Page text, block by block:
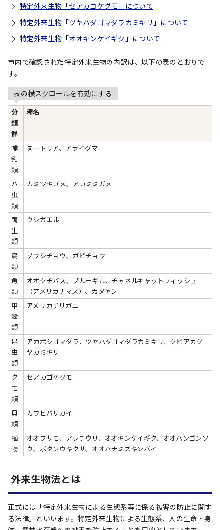
特定外来生物「セアカゴケグモ」について
特定外来生物「ツヤハダゴマダラカミキリ」について
特定外来生物「オオキンケイギク」について
市内で確認された特定外来生物の内訳は、以下の表のとおりで
す。
表の横スクロールを有効にする
分
類
群
種名
哺
乳
類
ヌートリア、アライグマ
ハ
虫
類
カミツキガメ、アカミミガメ
両
生
類
ウシガエル
鳥
類
ソウシチョウ、ガビチョウ
魚
類
オオクチバス、ブルーギル、チャネルキャットフィッシュ
（アメリカナマズ）、カダヤシ
甲
殻
類
アメリカザリガニ
昆
虫
類
アカボシゴマダラ、ツヤハダゴマダラカミキリ、クビアカツ
ヤカミキリ
ク
モ
類
セアカゴケグモ
貝
類
カワヒバリガイ
植
物
オオフサモ、アレチウリ、オオキンケイギク、オオハンゴンソ
ウ、ボタンウキクサ、オオバナミズキンバイ
外来生物法とは
正式には「特定外来生物による生態系等に係る被害の防止に関す
る法律」といいます。特定外来生物による生態系、人の生命・身